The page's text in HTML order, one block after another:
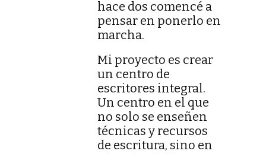
hace dos comencé a
pensar en ponerlo en
marcha.
Mi proyecto es crear
un centro de
escritores integral.
Un centro en el que
no solo se enseñen
técnicas y recursos
de escritura, sino en